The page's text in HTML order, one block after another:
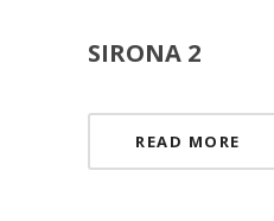
SIRONA 2
READ MORE